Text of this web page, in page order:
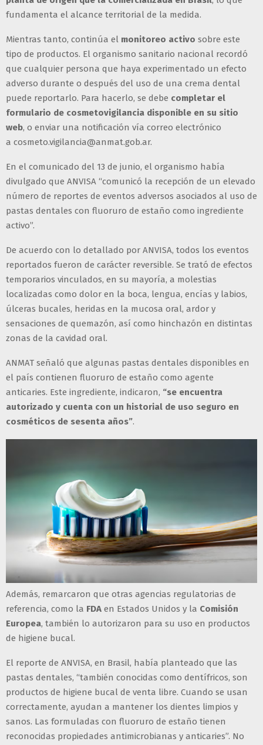
fundamenta el alcance territorial de la medida.
Mientras tanto, continúa el monitoreo activo sobre este
tipo de productos. El organismo sanitario nacional recordó
que cualquier persona que haya experimentado un efecto
adverso durante o después del uso de una crema dental
puede reportarlo. Para hacerlo, se debe completar el
formulario de cosmetovigilancia disponible en su sitio
web, o enviar una notificación vía correo electrónico
a cosmeto.vigilancia@anmat.gob.ar.
En el comunicado del 13 de junio, el organismo había
divulgado que ANVISA “comunicó la recepción de un elevado
número de reportes de eventos adversos asociados al uso de
pastas dentales con fluoruro de estaño como ingrediente
activo”.
De acuerdo con lo detallado por ANVISA, todos los eventos
reportados fueron de carácter reversible. Se trató de efectos
temporarios vinculados, en su mayoría, a molestias
localizadas como dolor en la boca, lengua, encías y labios,
úlceras bucales, heridas en la mucosa oral, ardor y
sensaciones de quemazón, así como hinchazón en distintas
zonas de la cavidad oral.
ANMAT señaló que algunas pastas dentales disponibles en
el país contienen fluoruro de estaño como agente
anticaries. Este ingrediente, indicaron, “se encuentra
autorizado y cuenta con un historial de uso seguro en
cosméticos de sesenta años”.
Además, remarcaron que otras agencias regulatorias de
referencia, como la FDA en Estados Unidos y la Comisión
Europea, también lo autorizaron para su uso en productos
de higiene bucal.
El reporte de ANVISA, en Brasil, había planteado que las
pastas dentales, “también conocidas como dentífricos, son
productos de higiene bucal de venta libre. Cuando se usan
correctamente, ayudan a mantener los dientes limpios y
sanos. Las formuladas con fluoruro de estaño tienen
reconocidas propiedades antimicrobianas y anticaries”. No